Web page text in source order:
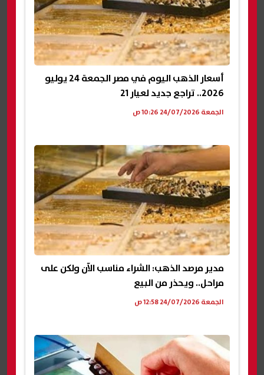
أسعار الذهب اليوم في مصر الجمعة 24 يوليو
2026.. تراجع جديد لعيار 21
الجمعة 24/07/2026 10:26 ص
مدير مرصد الذهب: الشراء مناسب الآن ولكن على
مراحل.. ويحذر من البيع
الجمعة 24/07/2026 12:58 ص